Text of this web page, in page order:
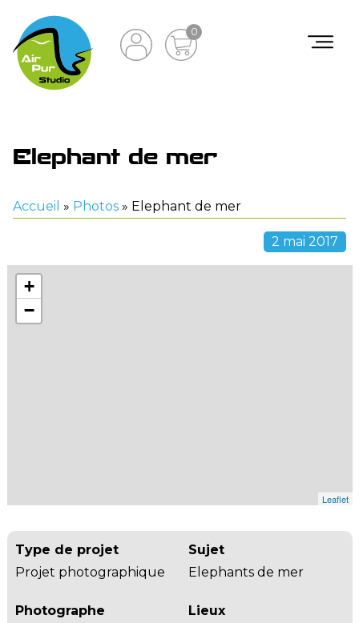
0
Elephant de mer
Accueil » Photos » Elephant de mer
2 mai 2017
+
−
Leaflet
Type de projet
Projet photographique
Sujet
Elephants de mer
Photographe
Lieux